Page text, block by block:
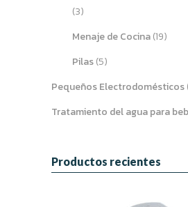
(3)
Menaje de Cocina(19)
Pilas(5)
Pequeños Electrodomésticos
Tratamiento del agua para
Productos recientes